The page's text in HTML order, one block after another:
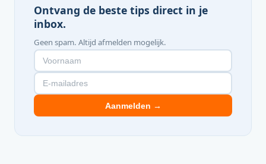
Ontvang de beste tips direct in je
inbox.
Geen spam. Altijd afmelden mogelijk.
Aanmelden →